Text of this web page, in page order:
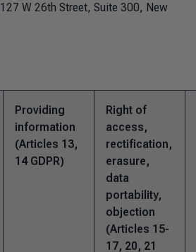
127 W 26th Street, Suite 300, New
Providing
information
(Articles 13,
14 GDPR)
Right of
access,
rectification,
erasure,
data
portability,
objection
(Articles 15-
17, 20, 21